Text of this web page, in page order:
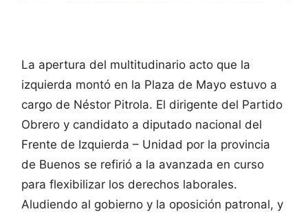
La apertura del multitudinario acto que la
izquierda montó en la Plaza de Mayo estuvo a
cargo de Néstor Pitrola. El dirigente del Partido
Obrero y candidato a diputado nacional del
Frente de Izquierda – Unidad por la provincia
de Buenos se refirió a la avanzada en curso
para flexibilizar los derechos laborales.
Aludiendo al gobierno y la oposición patronal, y